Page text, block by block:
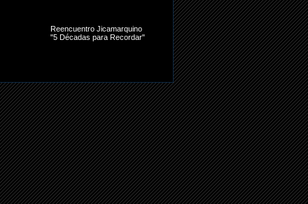
Reencuentro Jicamarquino
"5 Décadas para Recordar"